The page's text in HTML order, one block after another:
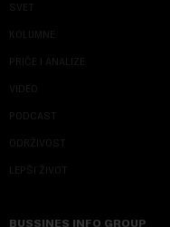
SVET
KOLUMNE
PRIČE I ANALIZE
VIDEO
PODCAST
ODRŽIVOST
LEPŠI ŽIVOT
BUSSINES INFO GROUP